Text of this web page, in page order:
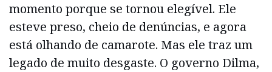
momento porque se tornou elegível. Ele
esteve preso, cheio de denúncias, e agora
está olhando de camarote. Mas ele traz um
legado de muito desgaste. O governo Dilma,